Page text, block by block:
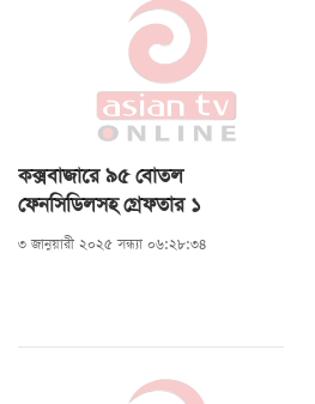
কক্সবাজারে ৯৫ বোতল
ফেনসিডিলসহ গ্রেফতার ১
৩ জানুয়ারী ২০২৫ সন্ধ্যা ০৬:২৮:৩৪